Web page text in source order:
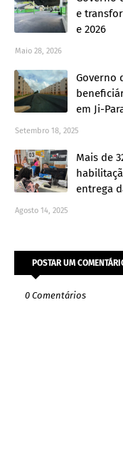
e
e 2026
Maio 28, 2026
Governo
em Ji-
Setembro 18, 2025
Mais de
entrega
Agosto 14, 2025
POSTAR UM
0 Comentários